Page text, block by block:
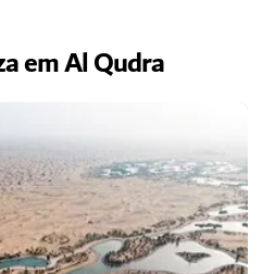
em Al Qudra